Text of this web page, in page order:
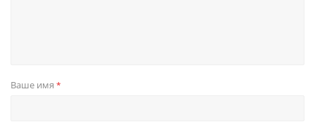
Ваше имя *